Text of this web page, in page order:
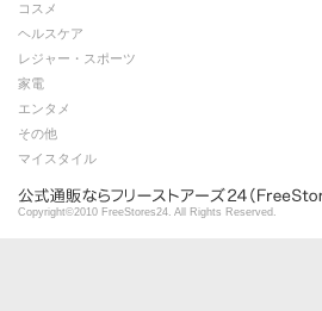
コスメ
ヘルスケア
レジャー・スポーツ
家電
エンタメ
その他
マイスタイル
Copyright©2010 FreeStores24. All Rights Reserved.